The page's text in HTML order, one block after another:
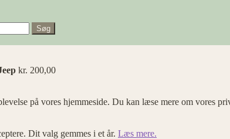
Søg
kr. 200,00
på vores hjemmeside. Du kan læse mere om vores
Dit valg gemmes i et år. Læs mere.